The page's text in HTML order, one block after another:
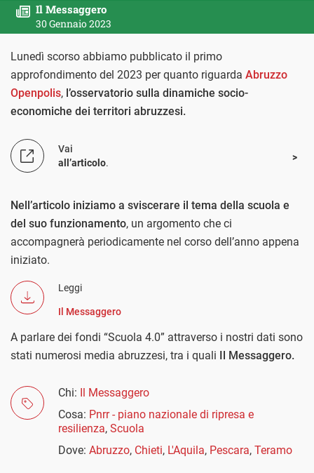
Il Messaggero
30 Gennaio 2023
Lunedì scorso abbiamo pubblicato il primo
approfondimento del 2023 per quanto riguarda Abruzzo
Openpolis, l’osservatorio sulla dinamiche socio-
economiche dei territori abruzzesi.
Vai
all’articolo.
Nell’articolo iniziamo a sviscerare il tema della scuola e
del suo funzionamento, un argomento che ci
accompagnerà periodicamente nel corso dell’anno appena
iniziato.
Leggi
Il Messaggero
A parlare dei fondi “Scuola 4.0” attraverso i nostri dati sono
stati numerosi media abruzzesi, tra i quali Il Messaggero.
Chi: Il Messaggero
Cosa: Pnrr - piano nazionale di ripresa e
resilienza, Scuola
Dove: Abruzzo, Chieti, L'Aquila, Pescara, Teramo